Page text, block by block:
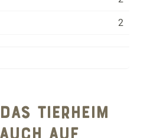
2
TIERHEIM
AUF